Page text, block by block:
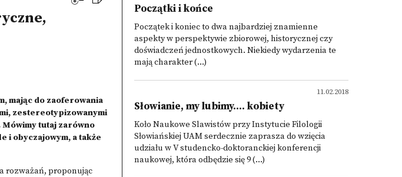
mając do zaoferowania
zestereotypizowanymi
Mówimy tutaj zarówno
i obyczajowym, a także
rozważań, proponując
Początki i końce
Początek i koniec to dwa najbardziej znamienne
aspekty w perspektywie zbiorowej, historycznej czy
doświadczeń jednostkowych. Niekiedy wydarzenia te
mają charakter (...)
11.02.2018
Słowianie, my lubimy.... kobiety
Koło Naukowe Slawistów przy Instytucie Filologii
Słowiańskiej UAM serdecznie zaprasza do wzięcia
udziału w V studencko-doktoranckiej konferencji
naukowej, która odbędzie się 9 (...)